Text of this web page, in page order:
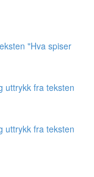
"Hva spiser
uttrykk fra teksten
uttrykk fra teksten